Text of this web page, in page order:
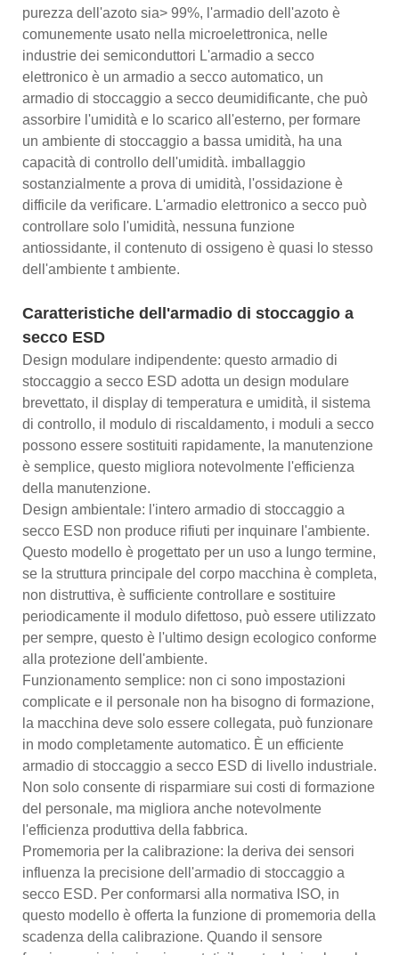
purezza dell'azoto sia> 99%, l'armadio dell'azoto è
comunemente usato nella microelettronica, nelle
industrie dei semiconduttori L'armadio a secco
elettronico è un armadio a secco automatico, un
armadio di stoccaggio a secco deumidificante, che può
assorbire l'umidità e lo scarico all'esterno, per formare
un ambiente di stoccaggio a bassa umidità, ha una
capacità di controllo dell'umidità. imballaggio
sostanzialmente a prova di umidità, l'ossidazione è
difficile da verificare. L'armadio elettronico a secco può
controllare solo l'umidità, nessuna funzione
antiossidante, il contenuto di ossigeno è quasi lo stesso
dell'ambiente t ambiente.
Caratteristiche dell'armadio di stoccaggio a
secco ESD
Design modulare indipendente: questo armadio di
stoccaggio a secco ESD adotta un design modulare
brevettato, il display di temperatura e umidità, il sistema
di controllo, il modulo di riscaldamento, i moduli a secco
possono essere sostituiti rapidamente, la manutenzione
è semplice, questo migliora notevolmente l'efficienza
della manutenzione.
Design ambientale: l'intero armadio di stoccaggio a
secco ESD non produce rifiuti per inquinare l'ambiente.
Questo modello è progettato per un uso a lungo termine,
se la struttura principale del corpo macchina è completa,
non distruttiva, è sufficiente controllare e sostituire
periodicamente il modulo difettoso, può essere utilizzato
per sempre, questo è l'ultimo design ecologico conforme
alla protezione dell'ambiente.
Funzionamento semplice: non ci sono impostazioni
complicate e il personale non ha bisogno di formazione,
la macchina deve solo essere collegata, può funzionare
in modo completamente automatico. È un efficiente
armadio di stoccaggio a secco ESD di livello industriale.
Non solo consente di risparmiare sui costi di formazione
del personale, ma migliora anche notevolmente
l'efficienza produttiva della fabbrica.
Promemoria per la calibrazione: la deriva dei sensori
influenza la precisione dell'armadio di stoccaggio a
secco ESD. Per conformarsi alla normativa ISO, in
questo modello è offerta la funzione di promemoria della
scadenza della calibrazione. Quando il sensore